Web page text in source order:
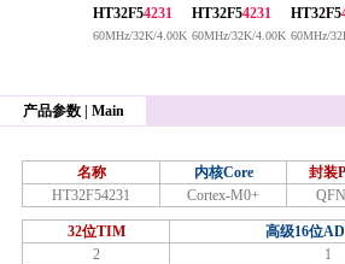
HT32F54231
60MHz/32K/4.00K
HT32F54231
60MHz/32K/4.00K
HT32F5
60MHz/
产品参数 | Main
名称 内核Core 封装
HT32F54231
Cortex-M0+
32位TIM 高级16位
2
1